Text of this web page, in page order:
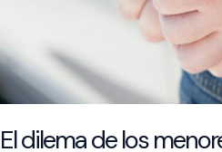
El dilema de los